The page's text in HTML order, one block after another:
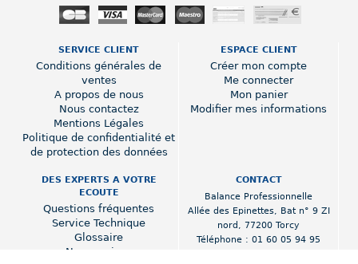
SERVICE CLIENT
Conditions générales de
ventes
A propos de nous
Nous contactez
Mentions Légales
Politique de confidentialité et
de protection des données
ESPACE CLIENT
Créer mon compte
Me connecter
Mon panier
Modifier mes informations
DES EXPERTS A VOTRE
ECOUTE
Questions fréquentes
Service Technique
Glossaire
Nos services
CONTACT
Balance Professionnelle
Allée des Epinettes, Bat n° 9 ZI
nord , 77200 Torcy
Téléphone : 01 60 05 94 95